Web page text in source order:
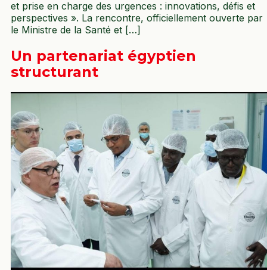
et prise en charge des urgences : innovations, défis et
perspectives ». La rencontre, officiellement ouverte par
le Ministre de la Santé et […]
Un partenariat égyptien
structurant